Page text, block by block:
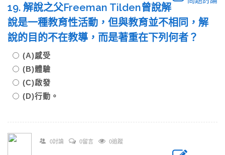
19. 解說之父Freeman Tilden曾說解
說是一種教育性活動，但與教育並不相同，解
說的目的不在教導，而是著重在下列何者？
(A)感受
(B)體驗
(C)啟發
(D)行動。
0討論 0留言 0追蹤